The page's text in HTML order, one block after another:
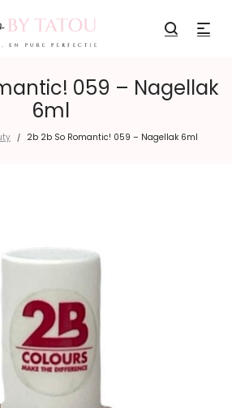
059 – Nagellak
6ml
/ 2b 2b So Romantic! 059 – Nagellak 6ml